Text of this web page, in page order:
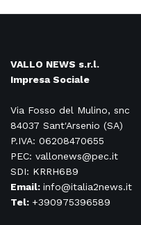
VALLO NEWS s.r.l.
Impresa Sociale
Via Fosso del Mulino, snc
84037 Sant'Arsenio (SA)
P.IVA: 06208470655
PEC: vallonews@pec.it
SDI: KRRH6B9
Email: info@italia2news.it
Tel: +390975396589